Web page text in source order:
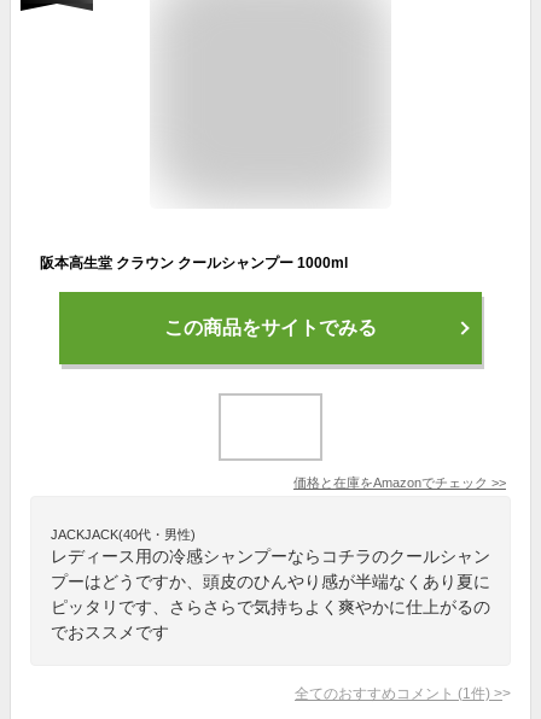
阪本高生堂 クラウン クールシャンプー 1000ml
この商品をサイトでみる
価格と在庫をAmazonでチェック >>
JACKJACK(40代・男性)
レディース用の冷感シャンプーならコチラのクールシャン
プーはどうですか、頭皮のひんやり感が半端なくあり夏に
ピッタリです、さらさらで気持ちよく爽やかに仕上がるの
でおススメです
全てのおすすめコメント (1 件) >